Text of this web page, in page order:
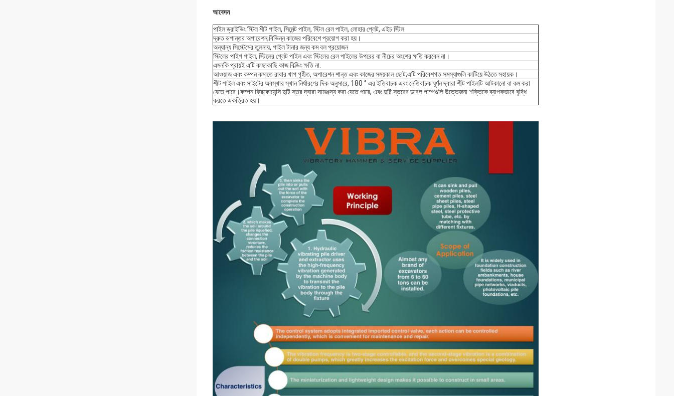
আবেদন
পাইল ড্রাইভিং স্টিল শীট পাইল, সিমেন্ট পাইল, স্টিল রেল পাইল, লোহার প্লেট, এইচ স্টিল
দ্রুত রূপান্তর অপারেশন;বিভিন্ন কাজের পরিবেশে প্রয়োগ করা হয়।
অন্যান্য সিস্টেমের তুলনায়, পাইল টানার জন্য কম বল প্রয়োজন
স্টিলের পাইপ পাইল, স্টিলের প্লেট পাইল এবং স্টিলের রেল পাইলের উপরের বা নীচের অংশের ক্ষতি করবেন না।
এমনকি প্রায়ই এটি কাছাকাছি কাজ বিল্ডিং ক্ষতি না.
আওয়াজ এবং কম্পন কমাতে রাবার খাপ গৃহীত, অপারেশন শান্ত এবং কাজের সময়কাল ছোট;এটি পরিবেশগত সমস্যাগুলি কাটিয়ে উঠতে সহায়ক।
শীট পাইল এবং সাইটের অবস্থার স্থান নির্ধারণের দিক অনুসারে, 180 ° এর ইতিবাচক এবং নেতিবাচক ঘূর্ণন দ্বারা শীট পাইলটি আটকানো বা কম করা
যেতে পারে।কম্পন ফ্রিকোয়েন্সি দুটি স্তর দ্বারা সামঞ্জস্য করা যেতে পারে, এবং দুটি স্তরের ডাবল পাম্পগুলি উত্তেজনা শক্তিকে ব্যাপকভাবে বৃদ্ধি
করতে একত্রিত হয়।